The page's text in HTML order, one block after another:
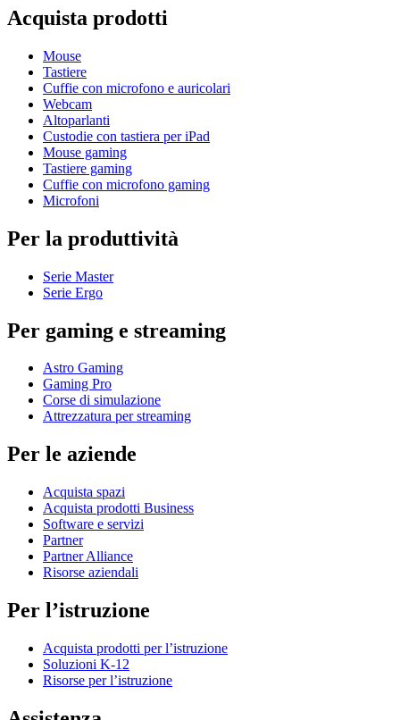
Acquista prodotti
Mouse
Tastiere
Cuffie con microfono e auricolari
Webcam
Altoparlanti
Custodie con tastiera per iPad
Mouse gaming
Tastiere gaming
Cuffie con microfono gaming
Microfoni
Per la produttività
Serie Master
Serie Ergo
Per gaming e streaming
Astro Gaming
Gaming Pro
Corse di simulazione
Attrezzatura per streaming
Per le aziende
Acquista spazi
Acquista prodotti Business
Software e servizi
Partner
Partner Alliance
Risorse aziendali
Per l’istruzione
Acquista prodotti per l’istruzione
Soluzioni K-12
Risorse per l’istruzione